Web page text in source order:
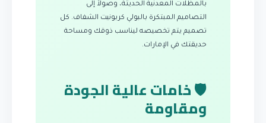
بالمظلات المعدنية الحديثة، وصولاً إلى
التصاميم المبتكرة بالبولي كربونيت الشفاف. كل
تصميم يتم تخصيصه ليناسب ذوقك ومساحة
حديقتك في الإمارات.
🛡️ خامات عالية الجودة
ومقاومة